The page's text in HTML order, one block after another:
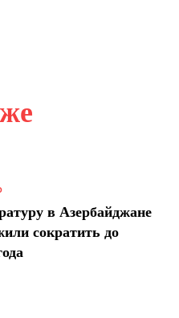
в Азербайджане
сократить до